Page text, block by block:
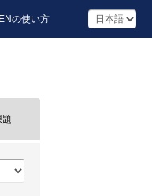
の使い方
題